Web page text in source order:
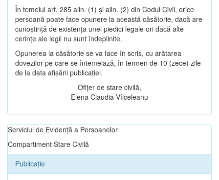
În temeiul art. 285 alin. (1) și alin. (2) din Codul Civil, orice
persoană poate face opunere la această căsătorie, dacă are
cunoștință de existența unei piedici legale ori dacă alte
cerințe ale legii nu sunt îndeplinite.
Opunerea la căsătorie se va face în scris, cu arătarea
dovezilor pe care se întemeiază, în termen de 10 (zece) zile
de la data afișării publicației.
Ofițer de stare civilă,
Elena Claudia Vîlceleanu
Serviciul de Evidență a Persoanelor
Compartiment Stare Civilă
Publicație